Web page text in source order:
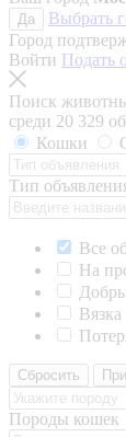
Да
Выбрать
Город
Войти Подать
Поиск
среди 20 329
Кошки
Тип
Все
На
Вязка
Сбросить
Породы кошек